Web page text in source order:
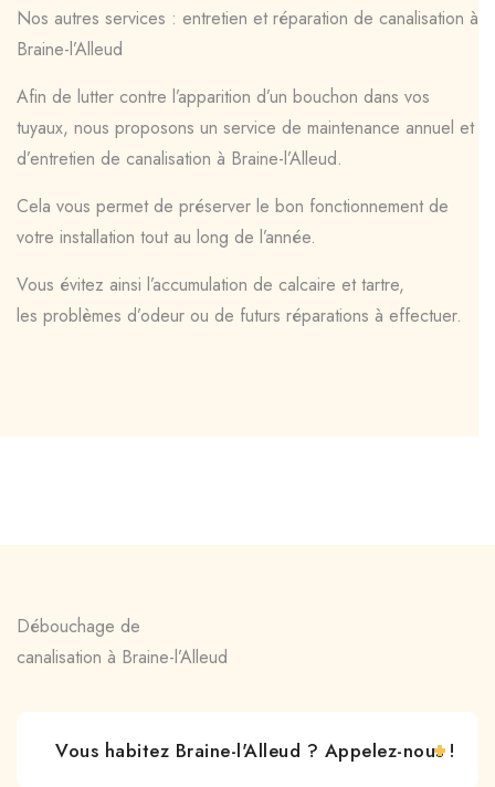
Nos autres services : entretien et réparation de canalisation à
Braine-l’Alleud
Afin de lutter contre l’apparition d’un bouchon dans vos
tuyaux, nous proposons un service de maintenance annuel et
d’entretien de canalisation à Braine-l’Alleud.
Cela vous permet de préserver le bon fonctionnement de
votre installation tout au long de l’année.
Vous évitez ainsi l’accumulation de calcaire et tartre,
les problèmes d’odeur ou de futurs réparations à effectuer.
Débouchage de
canalisation à Braine-l’Alleud
Vous habitez Braine-l'Alleud ? Appelez-nous !